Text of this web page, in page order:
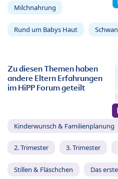
Milchnahrung
Rund um Babys Haut
Zu diesen Themen haben
andere Eltern Erfahrungen
im HiPP Forum geteilt
Kinderwunsch & Familienplanung
2. Trimester 3. Trimester
Stillen & Fläschchen Das